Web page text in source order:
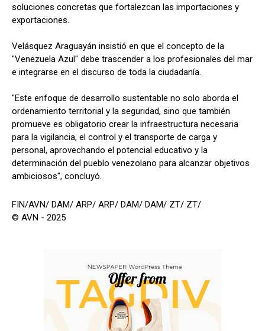
soluciones concretas que fortalezcan las importaciones y
exportaciones.
Velásquez Araguayán insistió en que el concepto de la
"Venezuela Azul" debe trascender a los profesionales del mar
e integrarse en el discurso de toda la ciudadanía.
"Este enfoque de desarrollo sustentable no solo aborda el
ordenamiento territorial y la seguridad, sino que también
promueve es obligatorio crear la infraestructura necesaria
para la vigilancia, el control y el transporte de carga y
personal, aprovechando el potencial educativo y la
determinación del pueblo venezolano para alcanzar objetivos
ambiciosos", concluyó.
FIN/AVN/ DAM/ ARP/ ARP/ DAM/ DAM/ ZT/ ZT/
© AVN - 2025